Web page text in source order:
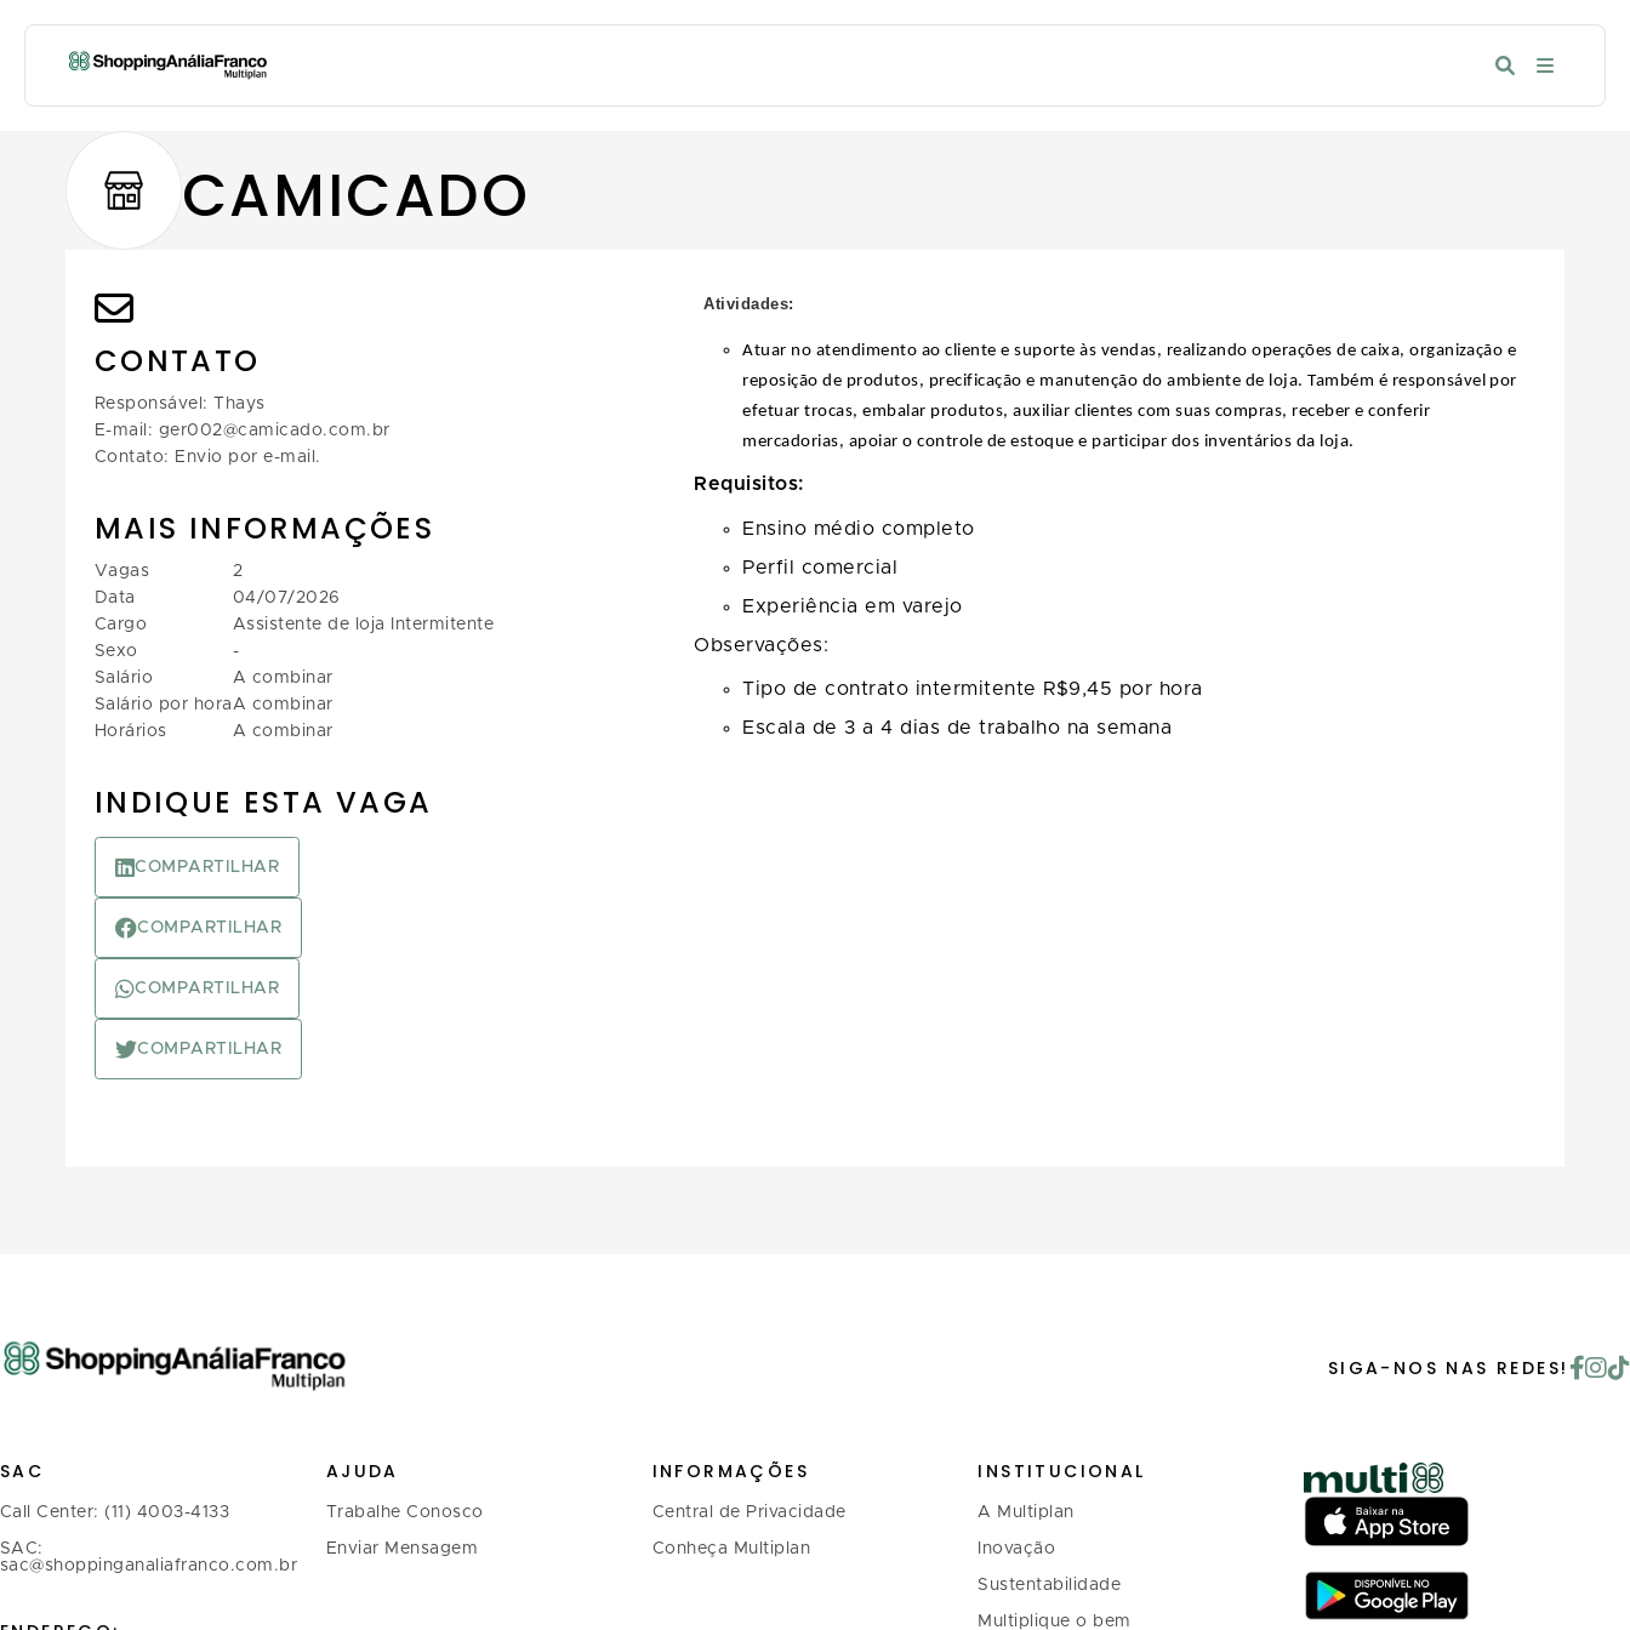
CAMICADO
CONTATO
Responsável: Thays
E-mail: ger002@camicado.com.br
Contato: Envio por e-mail.
MAIS INFORMAÇÕES
Vagas
Data
Cargo
Sexo
Salário
Salário por hora
Horários
2
04/07/2026
Assistente de loja Intermitente
-
A combinar
A combinar
A combinar
INDIQUE ESTA VAGA
COMPARTILHAR
COMPARTILHAR
COMPARTILHAR
COMPARTILHAR
Atividades:
Atuar no atendimento ao cliente e suporte às vendas, realizando operações de caixa, organização e
reposição de produtos, precificação e manutenção do ambiente de loja. Também é responsável por
efetuar trocas, embalar produtos, auxiliar clientes com suas compras, receber e conferir
mercadorias, apoiar o controle de estoque e participar dos inventários da loja.
Requisitos:
Ensino médio completo
Perfil comercial
Experiência em varejo
Observações:
Tipo de contrato intermitente R$9,45 por hora
Escala de 3 a 4 dias de trabalho na semana
SIGA-NOS NAS REDES!
SAC
Call Center: (11) 4003-4133
SAC:
sac@shoppinganaliafranco.com.br
AJUDA
Trabalhe Conosco
Enviar Mensagem
INFORMAÇÕES
Central de Privacidade
Conheça Multiplan
INSTITUCIONAL
A Multiplan
Inovação
Sustentabilidade
Multiplique o bem